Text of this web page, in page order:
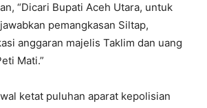
“Dicari Bupati Aceh Utara, untuk
pemangkasan Siltap,
anggaran majelis Taklim dan uang
Mati.”
ketat puluhan aparat kepolisian